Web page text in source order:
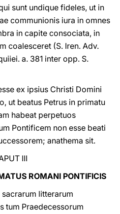
sunt undique fideles, ut in
communionis iura in omnes
in capite consociata, in
coalesceret (S. Iren. Adv.
a. 381 inter opp. S.
ex ipsius Christi Domini
ut beatus Petrus in primatu
habeat perpetuos
Pontificem non esse beati
anathema sit.
III
ROMANI PONTIFICIS
litterarum
tum Praedecessorum